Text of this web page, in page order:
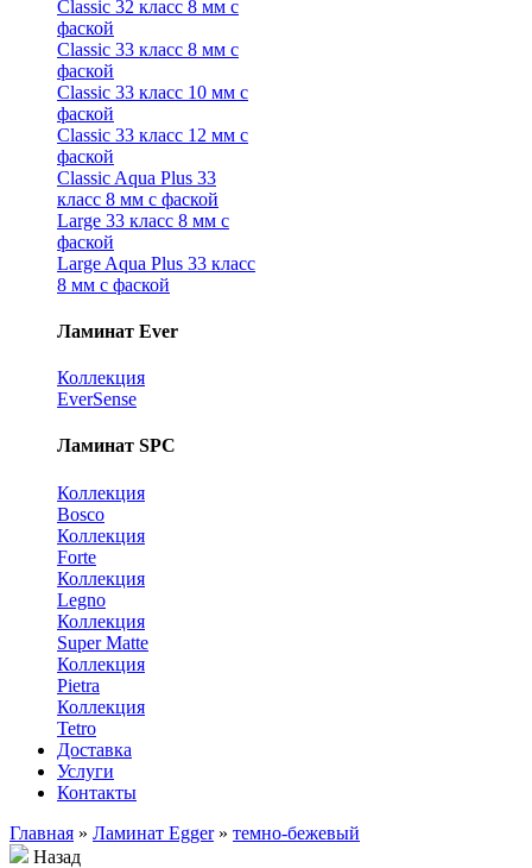
Classic 32 класс 8 мм с
фаской
Classic 33 класс 8 мм с
фаской
Classic 33 класс 10 мм с
фаской
Classic 33 класс 12 мм с
фаской
Classic Aqua Plus 33
класс 8 мм с фаской
Large 33 класс 8 мм с
фаской
Large Aqua Plus 33 класс
8 мм с фаской
Ламинат Ever
Коллекция
EverSense
Ламинат SPC
Коллекция
Bosco
Коллекция
Forte
Коллекция
Legno
Коллекция
Super Matte
Коллекция
Pietra
Коллекция
Tetro
Доставка
Услуги
Контакты
Главная » Ламинат Egger » темно-бежевый
Назад